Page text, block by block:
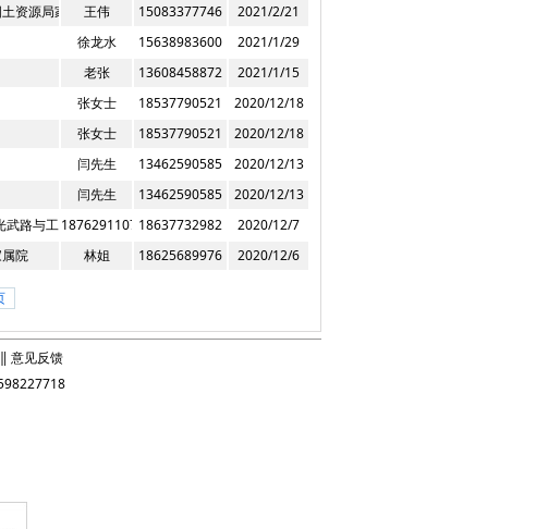
资源局家属院王伟 15083377746
2021/2/21
徐龙水 15638983600
2021/1/29
老张 13608458872
2021/1/15
张女士 18537790521
2020/12/18
张女士 18537790521
2020/12/18
闫先生 13462590585
2020/12/13
闫先生 13462590585
2020/12/13
武路与工农路交叉口西北角）
1876291107718637732982
2020/12/7
院 林姐 18625689976 2020/12/6
‖ 意见反馈